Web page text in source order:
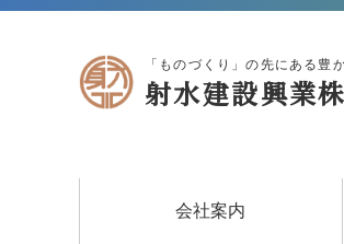
「ものづくり」の先にある豊
射水建設興業
会社案内